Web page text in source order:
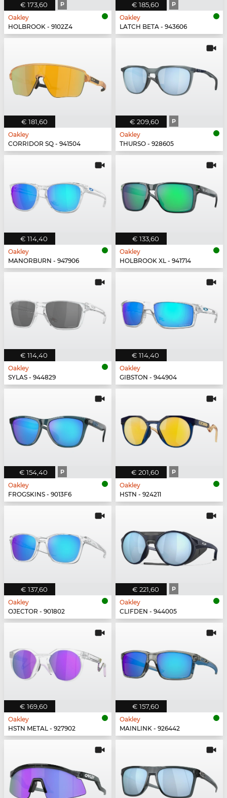
€ 173,60 P
Oakley
HOLBROOK - 9102Z4
€ 185,60 P
Oakley
LATCH BETA - 943606
€ 181,60
Oakley
CORRIDOR SQ - 941504
€ 209,60 P
Oakley
THURSO - 928605
€ 114,40
Oakley
MANORBURN - 947906
€ 133,60
Oakley
HOLBROOK XL - 941714
€ 114,40
Oakley
SYLAS - 944829
€ 114,40
Oakley
GIBSTON - 944904
€ 154,40 P
Oakley
FROGSKINS - 9013F6
€ 201,60 P
Oakley
HSTN - 924211
€ 137,60
Oakley
OJECTOR - 901802
€ 221,60 P
Oakley
CLIFDEN - 944005
€ 169,60
Oakley
HSTN METAL - 927902
€ 157,60
Oakley
MAINLINK - 926442